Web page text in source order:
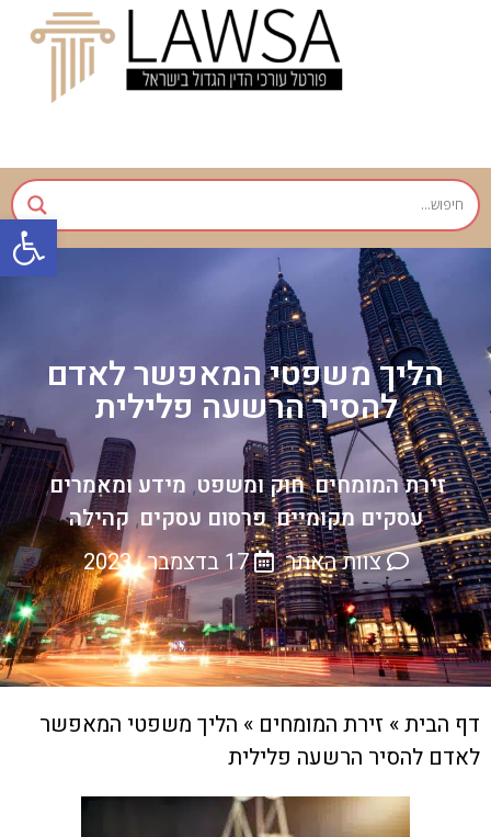
הליך משפטי המאפשר לאדם
להסיר הרשעה פלילית
זירת המומחים, חוק ומשפט, מידע ומאמרים,
עסקים מקומיים, פרסום עסקים, קהילה
צוות האתר
17 בדצמבר , 2023
דף הבית» זירת המומחים » הליך משפטי המאפשר
לאדם להסיר הרשעה פלילית